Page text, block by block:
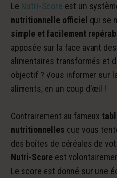
Le Nutri-Score est un
nutritionnelle officiel qui se
simple et facilement
apposée sur la face avant
alimentaires transformés et
objectif ? Vous informer sur
aliments, en un coup d'œil !
Contrairement au fameux
nutritionnelles que vous
des boîtes de céréales de
Nutri-Score est
Le score est donné sur une